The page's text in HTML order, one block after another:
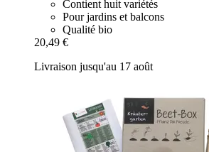
Contient huit variétés
Pour jardins et balcons
Qualité bio
20,49 €
Livraison jusqu'au 17 août